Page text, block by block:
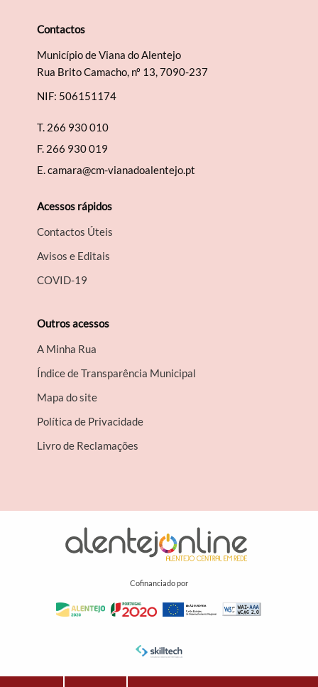
Contactos
Município de Viana do Alentejo
Rua Brito Camacho, nº 13, 7090-237
NIF: 506151174
T. 266 930 010
F. 266 930 019
E.camara@cm-vianadoalentejo.pt
Acessos rápidos
Contactos Úteis
Avisos e Editais
COVID-19
Outros acessos
A Minha Rua
Índice de Transparência Municipal
Mapa do site
Política de Privacidade
Livro de Reclamações
Cofinanciado por